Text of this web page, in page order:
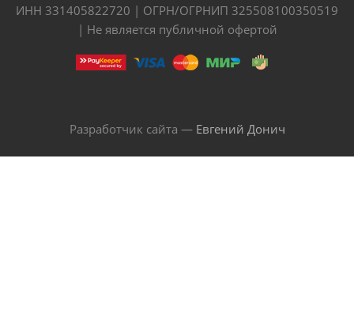
ИНН 331405822720 | ОГРН/ОГРНИП 325508100350519
| Не является публичной офертой
Разработчик сайта — Евгений Донич